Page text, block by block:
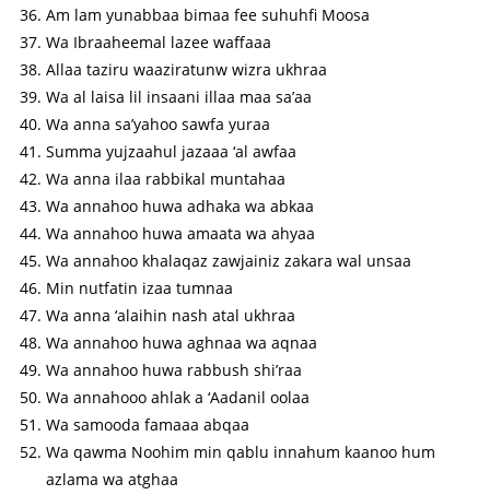
Am lam yunabbaa bimaa fee suhuhfi Moosa
Wa Ibraaheemal lazee waffaaa
Allaa taziru waaziratunw wizra ukhraa
Wa al laisa lil insaani illaa maa sa’aa
Wa anna sa’yahoo sawfa yuraa
Summa yujzaahul jazaaa ‘al awfaa
Wa anna ilaa rabbikal muntahaa
Wa annahoo huwa adhaka wa abkaa
Wa annahoo huwa amaata wa ahyaa
Wa annahoo khalaqaz zawjainiz zakara wal unsaa
Min nutfatin izaa tumnaa
Wa anna ‘alaihin nash atal ukhraa
Wa annahoo huwa aghnaa wa aqnaa
Wa annahoo huwa rabbush shi’raa
Wa annahooo ahlak a ‘Aadanil oolaa
Wa samooda famaaa abqaa
Wa qawma Noohim min qablu innahum kaanoo hum
azlama wa atghaa